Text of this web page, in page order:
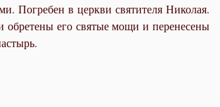
По­гре­бен в церк­ви свя­ти­те­ля Ни­ко­лая.
об­ре­те­ны его свя­тые мо­щи и пе­ре­не­се­ны